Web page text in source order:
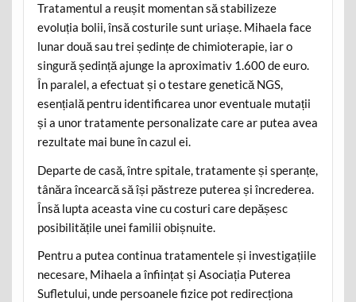
Tratamentul a reușit momentan să stabilizeze
evoluția bolii, însă costurile sunt uriașe. Mihaela face
lunar două sau trei ședințe de chimioterapie, iar o
singură ședință ajunge la aproximativ 1.600 de euro.
În paralel, a efectuat și o testare genetică NGS,
esențială pentru identificarea unor eventuale mutații
și a unor tratamente personalizate care ar putea avea
rezultate mai bune în cazul ei.
Departe de casă, între spitale, tratamente și speranțe,
tânăra încearcă să își păstreze puterea și încrederea.
Însă lupta aceasta vine cu costuri care depășesc
posibilitățile unei familii obișnuite.
Pentru a putea continua tratamentele și investigațiile
necesare, Mihaela a înființat și Asociația Puterea
Sufletului, unde persoanele fizice pot redirecționa